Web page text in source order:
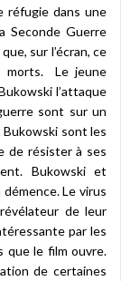
réfugie dans une
Seconde Guerre
sur l’écran, ce
morts. Le jeune
l’attaque
sont sur un
sont les
de résister à ses
Bukowski et
Le virus
de leur
par les
que le film ouvre.
de certaines